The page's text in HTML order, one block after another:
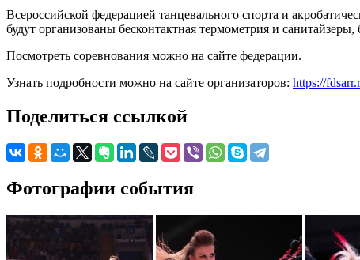
Всероссийской федерацией танцевального спорта и
будут организованы бесконтактная термометрия и
Посмотреть соревнования можно на сайте федерации.
Узнать подробности можно на сайте организаторов: https://
Поделиться ссылкой
Фотографии события